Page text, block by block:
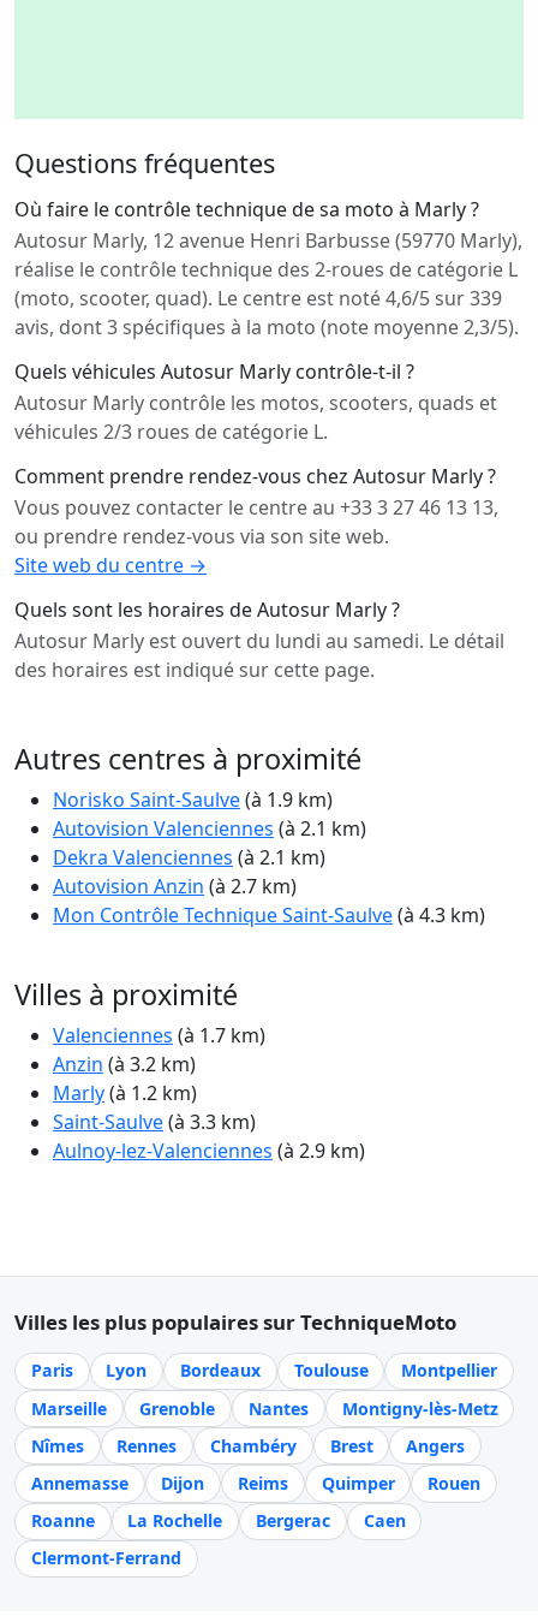
Questions fréquentes
Où faire le contrôle technique de sa moto à Marly ?
Autosur Marly, 12 avenue Henri Barbusse (59770 Marly),
réalise le contrôle technique des 2-roues de catégorie L
(moto, scooter, quad). Le centre est noté 4,6/5 sur 339
avis, dont 3 spécifiques à la moto (note moyenne 2,3/5).
Quels véhicules Autosur Marly contrôle-t-il ?
Autosur Marly contrôle les motos, scooters, quads et
véhicules 2/3 roues de catégorie L.
Comment prendre rendez-vous chez Autosur Marly ?
Vous pouvez contacter le centre au +33 3 27 46 13 13,
ou prendre rendez-vous via son site web.
Site web du centre →
Quels sont les horaires de Autosur Marly ?
Autosur Marly est ouvert du lundi au samedi. Le détail
des horaires est indiqué sur cette page.
Autres centres à proximité
Norisko Saint-Saulve(à 1.9 km)
Autovision Valenciennes (à 2.1 km)
Dekra Valenciennes (à 2.1 km)
Autovision Anzin (à 2.7 km)
Mon Contrôle Technique Saint-Saulve(à 4.3 km)
Villes à proximité
Valenciennes (à 1.7 km)
Anzin (à 3.2 km)
Marly(à 1.2 km)
Saint-Saulve(à 3.3 km)
Aulnoy-lez-Valenciennes (à 2.9 km)
Villes les plus populaires sur TechniqueMoto
Paris Lyon Bordeaux Toulouse
Montpellier
Marseille
Grenoble Nantes
Montigny-lès-Metz
Nîmes
Rennes Chambéry Brest
Angers
Annemasse
Dijon Reims Quimper
Rouen
Roanne
La Rochelle Bergerac
Caen
Clermont-Ferrand